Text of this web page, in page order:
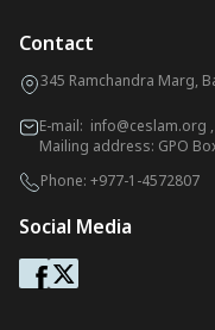
Contact
345 Ramchandra Marg,
E-mail: info@ceslam.org ,
Mailing address: GPO
Phone: +977-1-4572807
Social Media